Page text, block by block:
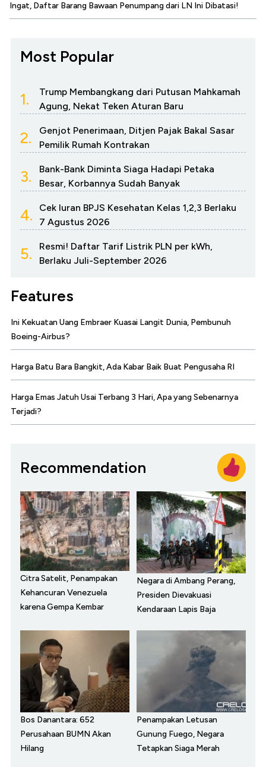
Ingat, Daftar Barang Bawaan Penumpang dari LN Ini Dibatasi!
Most Popular
1.
Trump Membangkang dari Putusan Mahkamah
Agung, Nekat Teken Aturan Baru
2.
Genjot Penerimaan, Ditjen Pajak Bakal Sasar
Pemilik Rumah Kontrakan
3.
Bank-Bank Diminta Siaga Hadapi Petaka
Besar, Korbannya Sudah Banyak
4.
Cek Iuran BPJS Kesehatan Kelas 1,2,3 Berlaku
7 Agustus 2026
5.
Resmi! Daftar Tarif Listrik PLN per kWh,
Berlaku Juli-September 2026
Features
Ini Kekuatan Uang Embraer Kuasai Langit Dunia, Pembunuh
Boeing-Airbus?
Harga Batu Bara Bangkit, Ada Kabar Baik Buat Pengusaha RI
Harga Emas Jatuh Usai Terbang 3 Hari, Apa yang Sebenarnya
Terjadi?
Recommendation
Citra Satelit, Penampakan
Kehancuran Venezuela
karena Gempa Kembar
Negara di Ambang Perang,
Presiden Dievakuasi
Kendaraan Lapis Baja
Bos Danantara: 652
Perusahaan BUMN Akan
Hilang
Penampakan Letusan
Gunung Fuego, Negara
Tetapkan Siaga Merah